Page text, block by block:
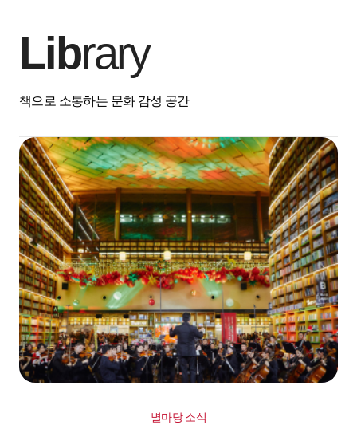
Library
책으로 소통하는 문화 감성 공간
별마당 소식